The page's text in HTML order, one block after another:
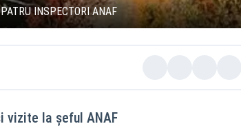
INSPECTORI ANAF
vizite la șeful ANAF